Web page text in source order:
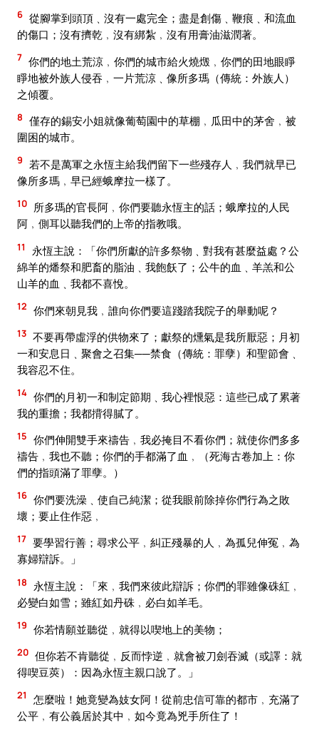
6 從腳掌到頭頂﹑沒有一處完全；盡是創傷﹑鞭痕﹑和流血
的傷口；沒有擠乾﹐沒有綁紮﹐沒有用膏油滋潤著。
7 你們的地土荒涼﹐你們的城市給火燒燬﹐你們的田地眼睜
睜地被外族人侵吞﹐一片荒涼﹑像所多瑪（傳統：外族人）
之傾覆。
8 僅存的錫安小姐就像葡萄園中的草棚﹐瓜田中的茅舍﹐被
圍困的城市。
9
若不是萬軍之永恆主給我們留下一些殘存人﹐我們就早已
像所多瑪﹐早已經蛾摩拉一樣了。
10 所多瑪的官長阿﹐你們要聽永恆主的話；蛾摩拉的人民
阿﹐側耳以聽我們的上帝的指教哦。
11
永恆主說：「你們所獻的許多祭物﹑對我有甚麼益處？公
綿羊的燔祭和肥畜的脂油﹑我飽飫了；公牛的血﹑羊羔和公
山羊的血﹑我都不喜悅。
12 你們來朝見我﹐誰向你們要這踐踏我院子的舉動呢？
13 不要再帶虛浮的供物來了；獻祭的燻氣是我所厭惡；月初
一和安息日﹑聚會之召集──禁食（傳統：罪孽）和聖節會﹑
我容忍不住。
14 你們的月初一和制定節期﹑我心裡恨惡：這些已成了累著
我的重擔；我都揹得膩了。
15 你們伸開雙手來禱告﹐我必掩目不看你們；就使你們多多
禱告﹐我也不聽；你們的手都滿了血﹐（死海古卷加上：你
們的指頭滿了罪孽。）
16 你們要洗澡﹑使自己純潔；從我眼前除掉你們行為之敗
壞；要止住作惡﹐
17 要學習行善；尋求公平﹐糾正殘暴的人﹐為孤兒伸冤﹐為
寡婦辯訴。」
18
永恆主說：「來﹐我們來彼此辯訴；你們的罪雖像硃紅﹐
必變白如雪；雖紅如丹硃﹐必白如羊毛。
19 你若情願並聽從﹐就得以喫地上的美物；
20 但你若不肯聽從﹐反而悖逆﹐就會被刀劍吞滅（或譯：就
得喫豆莢）：因為永恆主親口說了。」
21
怎麼啦！她竟變為妓女阿！從前忠信可靠的都市﹐充滿了
公平﹐有公義居於其中﹐如今竟為兇手所住了！